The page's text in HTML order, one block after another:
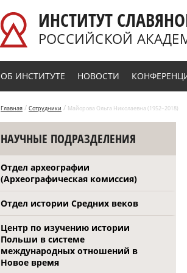
ИНСТИТУТ
РОССИЙСКОЙ
ОБ ИНСТИТУТЕ НОВОСТИ
Главная / Сотрудники / Майорова Ольга Николаевна (1952–2018)
НАУЧНЫЕ ПОДРАЗДЕЛЕНИЯ
Отдел археографии
(Археографическая комиссия)
Отдел истории Средних веков
Центр по изучению истории
Польши в системе
международных отношений в
Новое время